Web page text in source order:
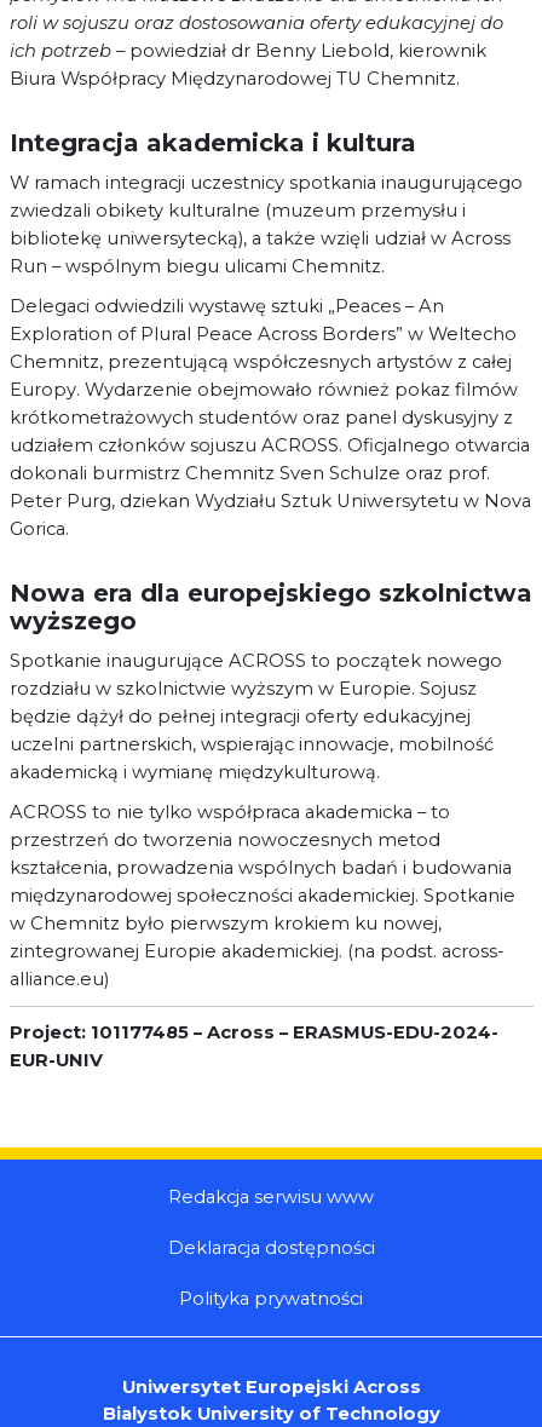
roli w sojuszu oraz dostosowania oferty edukacyjnej do
ich potrzeb– powiedział dr Benny Liebold, kierownik
Biura Współpracy Międzynarodowej TU Chemnitz.
Integracja akademicka i kultura
W ramach integracji uczestnicy spotkania inaugurującego
zwiedzali obikety kulturalne (muzeum przemysłu i
bibliotekę uniwersytecką), a także wzięli udział w Across
Run – wspólnym biegu ulicami Chemnitz.
Delegaci odwiedzili wystawę sztuki „Peaces – An
Exploration of Plural Peace Across Borders” w Weltecho
Chemnitz, prezentującą współczesnych artystów z całej
Europy. Wydarzenie obejmowało również pokaz filmów
krótkometrażowych studentów oraz panel dyskusyjny z
udziałem członków sojuszu ACROSS. Oficjalnego otwarcia
dokonali burmistrz Chemnitz Sven Schulze oraz prof.
Peter Purg, dziekan Wydziału Sztuk Uniwersytetu w Nova
Gorica.
Nowa era dla europejskiego szkolnictwa
wyższego
Spotkanie inaugurujące ACROSS to początek nowego
rozdziału w szkolnictwie wyższym w Europie. Sojusz
będzie dążył do pełnej integracji oferty edukacyjnej
uczelni partnerskich, wspierając innowacje, mobilność
akademicką i wymianę międzykulturową.
ACROSS to nie tylko współpraca akademicka – to
przestrzeń do tworzenia nowoczesnych metod
kształcenia, prowadzenia wspólnych badań i budowania
międzynarodowej społeczności akademickiej. Spotkanie
w Chemnitz było pierwszym krokiem ku nowej,
zintegrowanej Europie akademickiej. (na podst. across-
alliance.eu)
Project: 101177485 – Across – ERASMUS-EDU-2024-
EUR-UNIV
Redakcja serwisu www
Deklaracja dostępności
Polityka prywatności
Uniwersytet Europejski Across
Bialystok University of Technology